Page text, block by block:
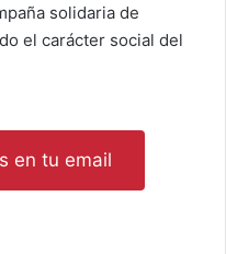
solidaria de
el carácter social del
en tu email